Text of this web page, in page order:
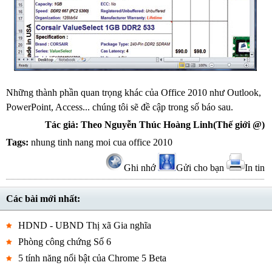
Những thành phần quan trọng khác của Office 2010 như Outlook,
PowerPoint, Access... chúng tôi sẽ đề cập trong số báo sau.
Tác giả: Theo Nguyễn Thúc Hoàng Linh(Thế giới @)
Tags: nhung tinh nang moi cua office 2010
Ghi nhớ Gửi cho bạn In tin
Các bài mới nhất:
HDND - UBND Thị xã Gia nghĩa
Phòng công chứng Số 6
5 tính năng nổi bật của Chrome 5 Beta